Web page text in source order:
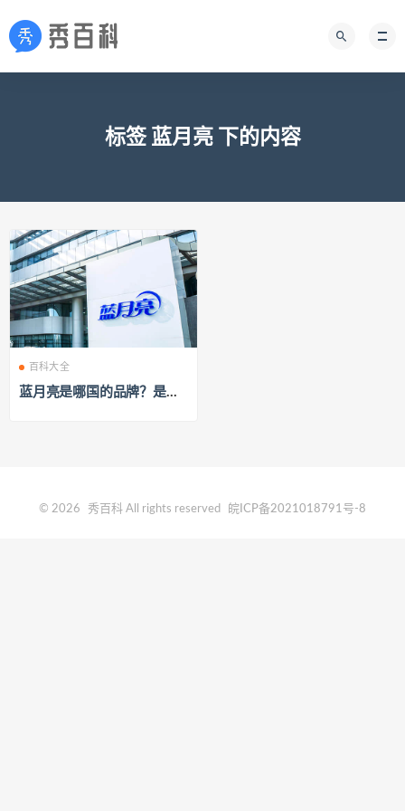
标签 蓝月亮 下的内容
百科大全
蓝月亮是哪国的品牌？是国
© 2026 秀百科 All rights reserved 皖ICP备2021018791号-8